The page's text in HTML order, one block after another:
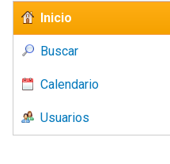
Inicio
Buscar
Calendario
Usuarios